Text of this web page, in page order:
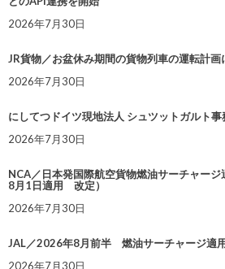
2026年7月30日
JR貨物／お盆休み期間の貨物列車の運転計画
2026年7月30日
にしてつドイツ現地法人 シュツットガルト
2026年7月30日
NCA／日本発国際航空貨物燃油サーチャー
8月1日適用 改定）
2026年7月30日
JAL／2026年8月前半 燃油サーチャージ適
2026年7月30日